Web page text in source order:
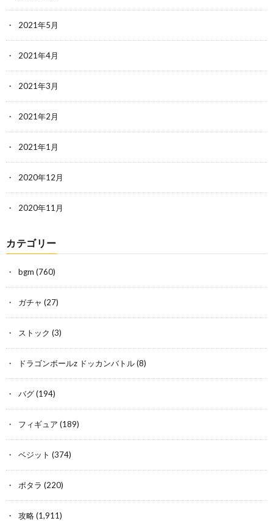
2021年5月
2021年4月
2021年3月
2021年2月
2021年1月
2020年12月
2020年11月
カテゴリー
bgm (760)
ガチャ (27)
ストック (3)
ドラゴンボールz ドッカンバトル(8)
バグ(194)
フィギュア (189)
ベジット (374)
ポタラ (220)
攻略(1,911)